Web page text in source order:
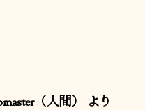
（人間）
より